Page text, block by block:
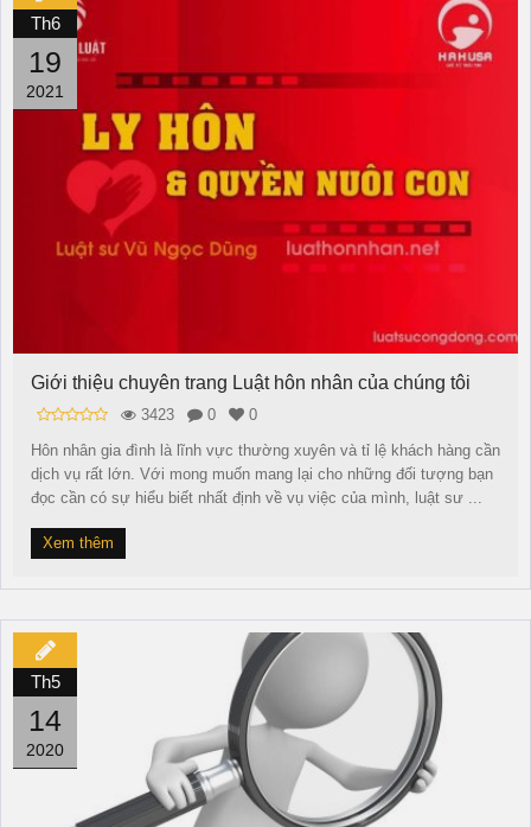
Th6
19
2021
Giới thiệu chuyên trang Luật hôn nhân của chúng tôi
3423 0
0
Hôn nhân gia đình là lĩnh vực thường xuyên và tỉ lệ khách hàng cần
dịch vụ rất lớn. Với mong muốn mang lại cho những đối tượng bạn
đọc cần có sự hiểu biết nhất định về vụ việc của mình, luật sư ...
Xem thêm
Th5
14
2020